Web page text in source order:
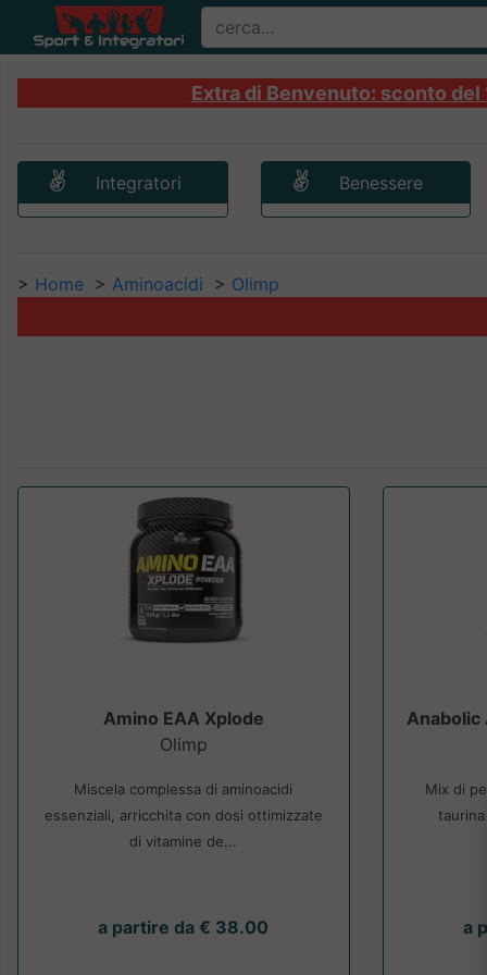
Extra di Benvenuto: sconto
Integratori Benessere
> Home > Aminoacidi > Olimp
Amino EAA Xplode
Olimp
Miscela complessa di aminoacidi
essenziali, arricchita con dosi ottimizzate
di vitamine de...
a partire da € 38.00
Anabolic
Mix di
a